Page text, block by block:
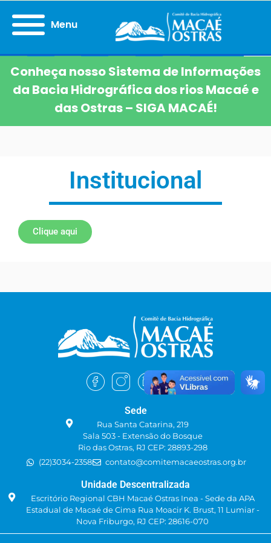
Menu
Conheça nosso Sistema de Informações
da Bacia Hidrográfica dos rios Macaé e
das Ostras – SIGA MACAÉ!
Institucional
Clique aqui
Sede
Rua Santa Catarina, 219
Sala 503 - Extensão do Bosque
Rio das Ostras, RJ CEP: 28893-298
(22)3034-2358
contato@comitemacaeostras.org.br
Unidade Descentralizada
Escritório Regional CBH Macaé Ostras Inea - Sede da APA
Estadual de Macaé de Cima Rua Moacir K. Brust, 11 Lumiar -
Nova Friburgo, RJ CEP: 28616-070